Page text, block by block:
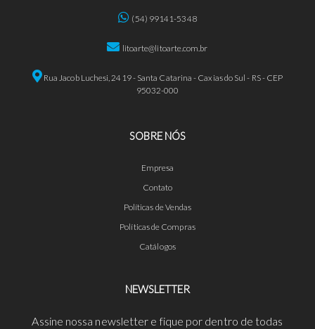
(54) 99141-5348
litoarte@litoarte.com.br
Rua Jacob Luchesi, 2419 - Santa Catarina - Caxias do Sul - RS - CEP
95032-000
SOBRE NÓS
Empresa
Contato
Políticas de Vendas
Políticas de Compras
Catálogos
NEWSLETTER
Assine nossa newsletter e fique por dentro de todas